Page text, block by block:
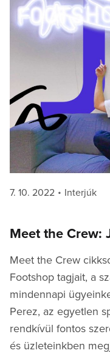
Posted
7. 10. 2022 Categories
Interjúk
Meet the Crew:
Meet the Crew
Footshop tagjait, a
mindennapi
Perez, az egyetlen
rendkívül fontos
és üzleteinkben